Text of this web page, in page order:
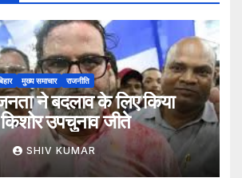
मुख्य समाचार राजनीति
ने बदलाव के लिए किया
उपचुनाव जीते
SHIV KUMAR